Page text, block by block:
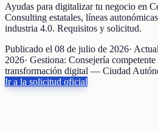
Ayudas para digitalizar tu negocio en
Consulting estatales, líneas
industria 4.0. Requisitos y solicitud.
Publicado el 08 de julio de 2026·
2026· Gestiona: Consejería
transformación digital — Ciudad
Ir a la solicitud oficial